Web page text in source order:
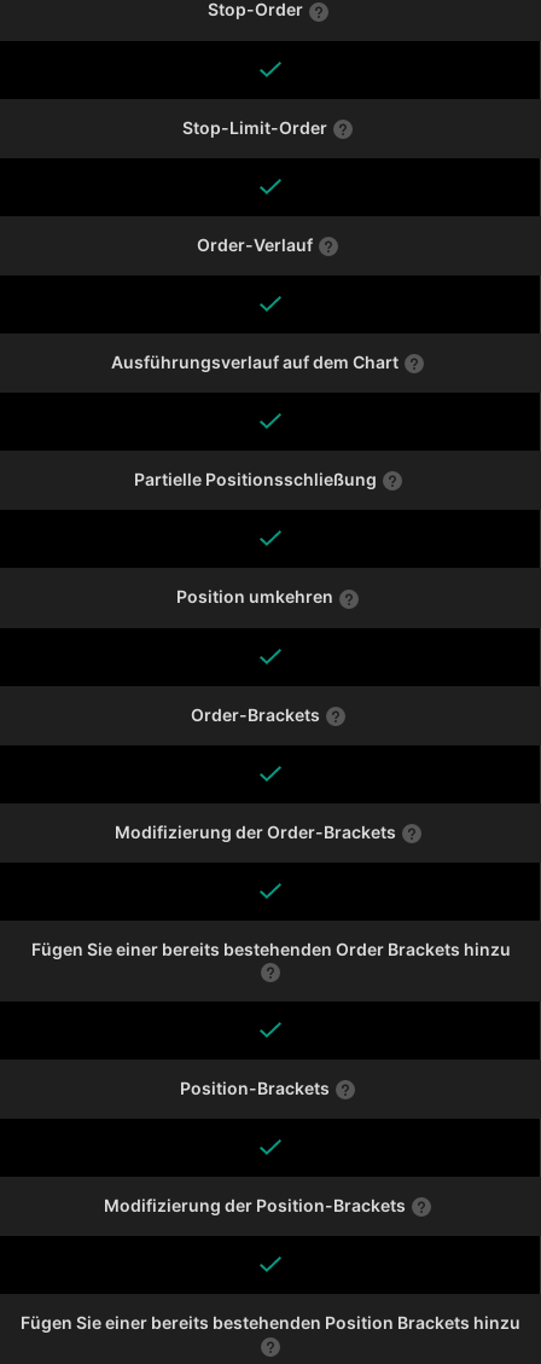
Stop-Order
Stop-Limit-Order
Order-Verlauf
Ausführungsverlauf auf dem Chart
Partielle Positionsschließung
Position umkehren
Order-Brackets
Modifizierung der Order-Brackets
Fügen Sie einer bereits bestehenden Order Brackets hinzu
Position-Brackets
Modifizierung der Position-Brackets
Fügen Sie einer bereits bestehenden Position Brackets hinzu